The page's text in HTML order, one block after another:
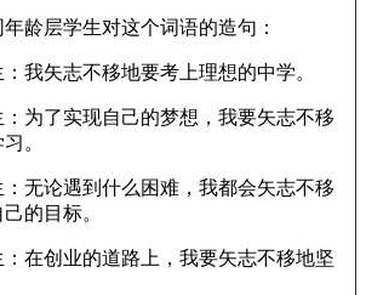
龄层学生对这个词语的造句：
：我矢志不移地要考上理想的中学。
：为了实现自己的梦想，我要矢志不移
。
：无论遇到什么困难，我都会矢志不移
的目标。
：在创业的道路上，我要矢志不移地坚